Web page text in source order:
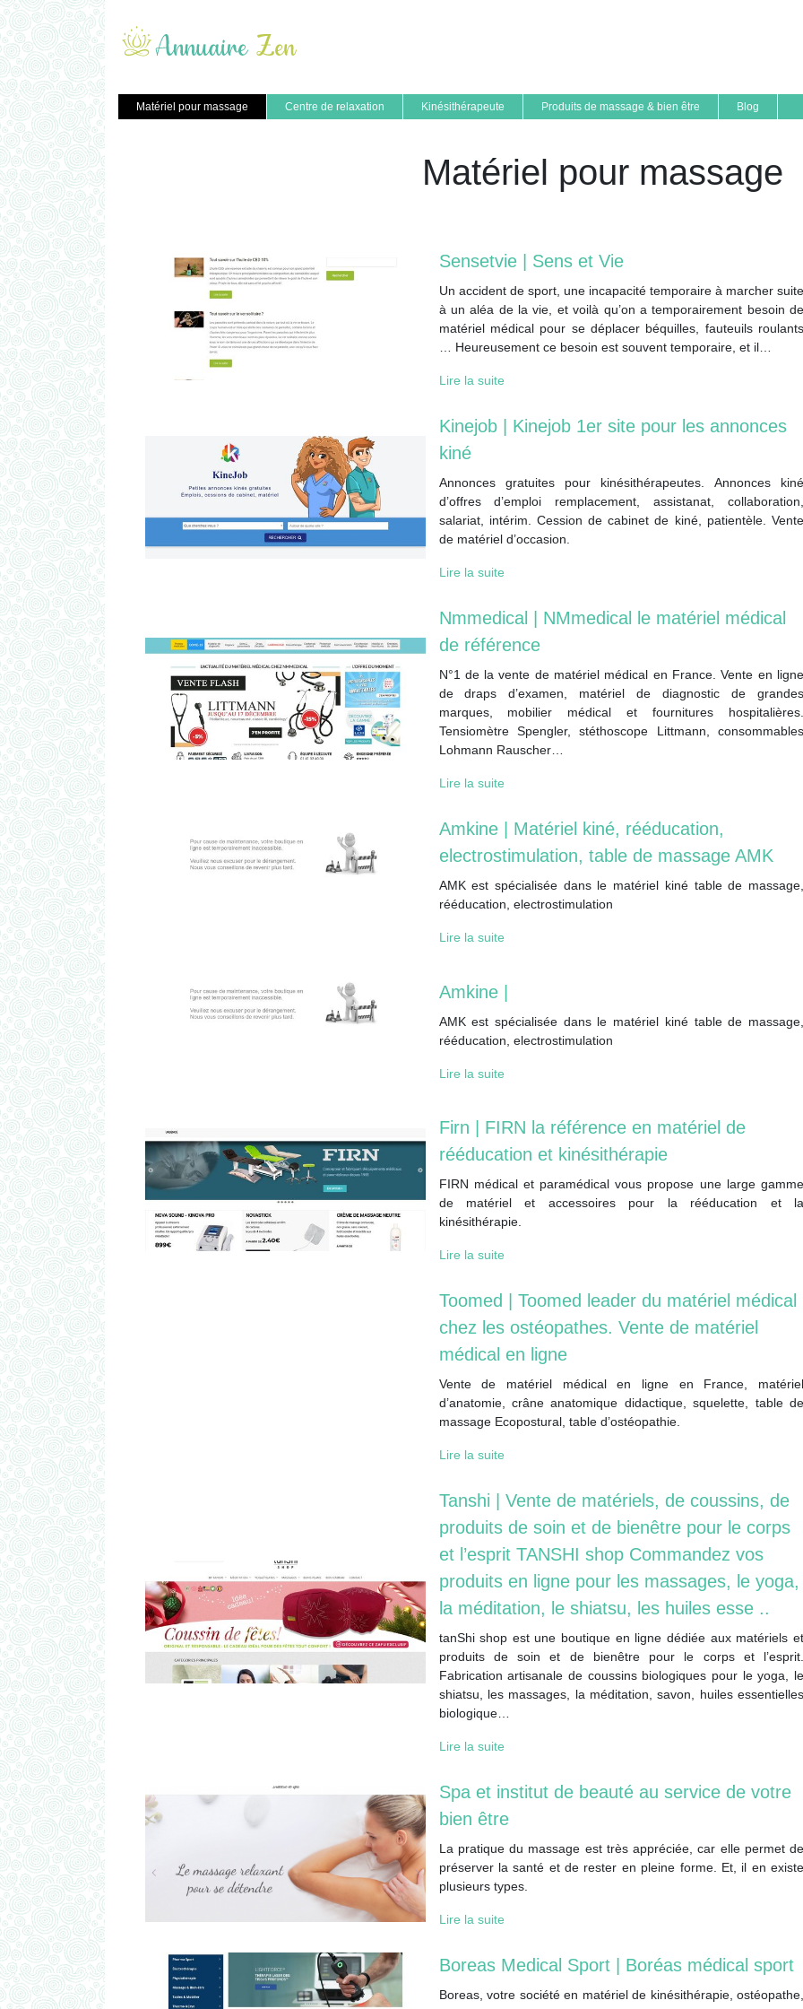
Matériel pour massage Centre de relaxation Kinésithérapeute Produits de massage & bien être Blog
Matériel pour massage
Sensetvie | Sens et Vie
Un accident de sport, une incapacité temporaire à marcher suite
à un aléa de la vie, et voilà qu’on a temporairement besoin de
matériel médical pour se déplacer béquilles, fauteuils roulants
… Heureusement ce besoin est souvent temporaire, et il…
Lire la suite
Kinejob | Kinejob 1er site pour les annonces
kiné
Annonces gratuites pour kinésithérapeutes. Annonces kiné
d’offres d’emploi remplacement, assistanat, collaboration,
salariat, intérim. Cession de cabinet de kiné, patientèle. Vente
de matériel d’occasion.
Lire la suite
Nmmedical | NMmedical le matériel médical
de référence
N°1 de la vente de matériel médical en France. Vente en ligne
de draps d’examen, matériel de diagnostic de grandes
marques, mobilier médical et fournitures hospitalières.
Tensiomètre Spengler, stéthoscope Littmann, consommables
Lohmann Rauscher…
Lire la suite
Amkine | Matériel kiné, rééducation,
electrostimula­tion, table de massage AMK
AMK est spécialisée dans le matériel kiné table de massage,
rééducation, electrostimulation
Lire la suite
Amkine |
AMK est spécialisée dans le matériel kiné table de massage,
rééducation, electrostimulation
Lire la suite
Firn | FIRN la référence en matériel de
rééducation et kinésithéra­pie
FIRN médical et paramédical vous propose une large gamme
de matériel et accessoires pour la rééducation et la
kinésithérapie.
Lire la suite
Toomed | Toomed leader du matériel médical
chez les ostéopathes. Vente de matériel
médical en ligne
Vente de matériel médical en ligne en France, matériel
d’anatomie, crâne anatomique didactique, squelette, table de
massage Ecopostural, table d’ostéopathie.
Lire la suite
Tanshi | Vente de matériels, de coussins, de
produits de soin et de bienêtre pour le corps
et l’esprit TANSHI shop Commandez vos
produits en ligne pour les massages, le yoga,
la méditation, le shiatsu, les huiles esse ..
tanShi shop est une boutique en ligne dédiée aux matériels et
produits de soin et de bienêtre pour le corps et l’esprit.
Fabrication artisanale de coussins biologiques pour le yoga, le
shiatsu, les massages, la méditation, savon, huiles essentielles
biologique…
Lire la suite
Spa et institut de beauté au service de votre
bien être
La pratique du massage est très appréciée, car elle permet de
préserver la santé et de rester en pleine forme. Et, il en existe
plusieurs types.
Lire la suite
Boreas Medical Sport | Boréas médical sport
Boreas, votre société en matériel de kinésithérapie, ostéopathe,